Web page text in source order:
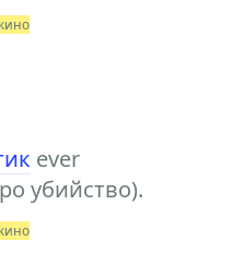
кино
ever
убийство).
кино